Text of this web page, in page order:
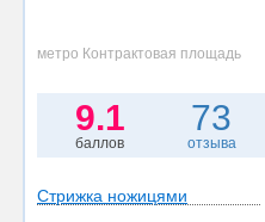
метро Контрактовая площадь
9.1
баллов
73
отзыва
Стрижка ножицями